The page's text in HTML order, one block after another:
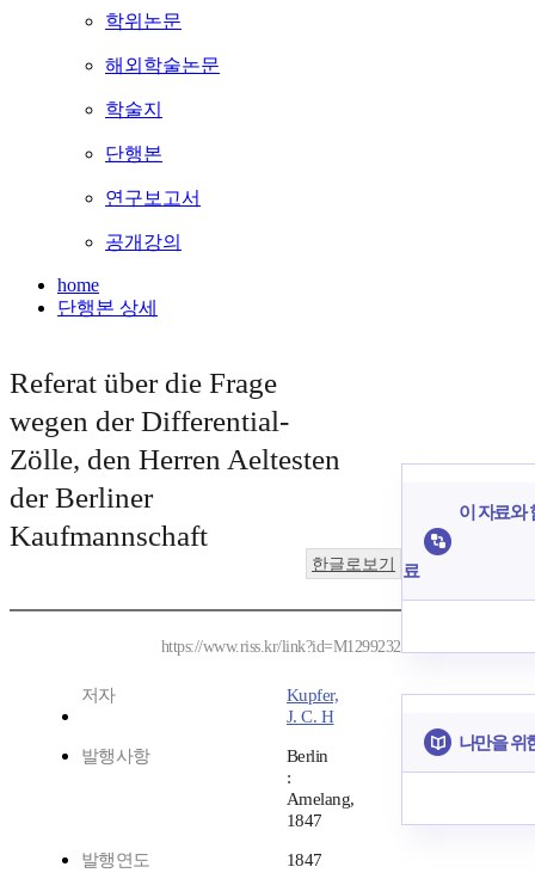
학위논문
해외학술논문
학술지
단행본
연구보고서
공개강의
home
단행본 상세
Referat über die Frage
wegen der Differential-
Zölle, den Herren Aeltesten
der Berliner
Kaufmannschaft
한글로보기
https://www.riss.kr/link?id=M1299232
저자
Kupfer,
J. C. H
발행사항
Berlin
:
Amelang,
1847
발행연도 1847
이 자료와
료
나만을 위